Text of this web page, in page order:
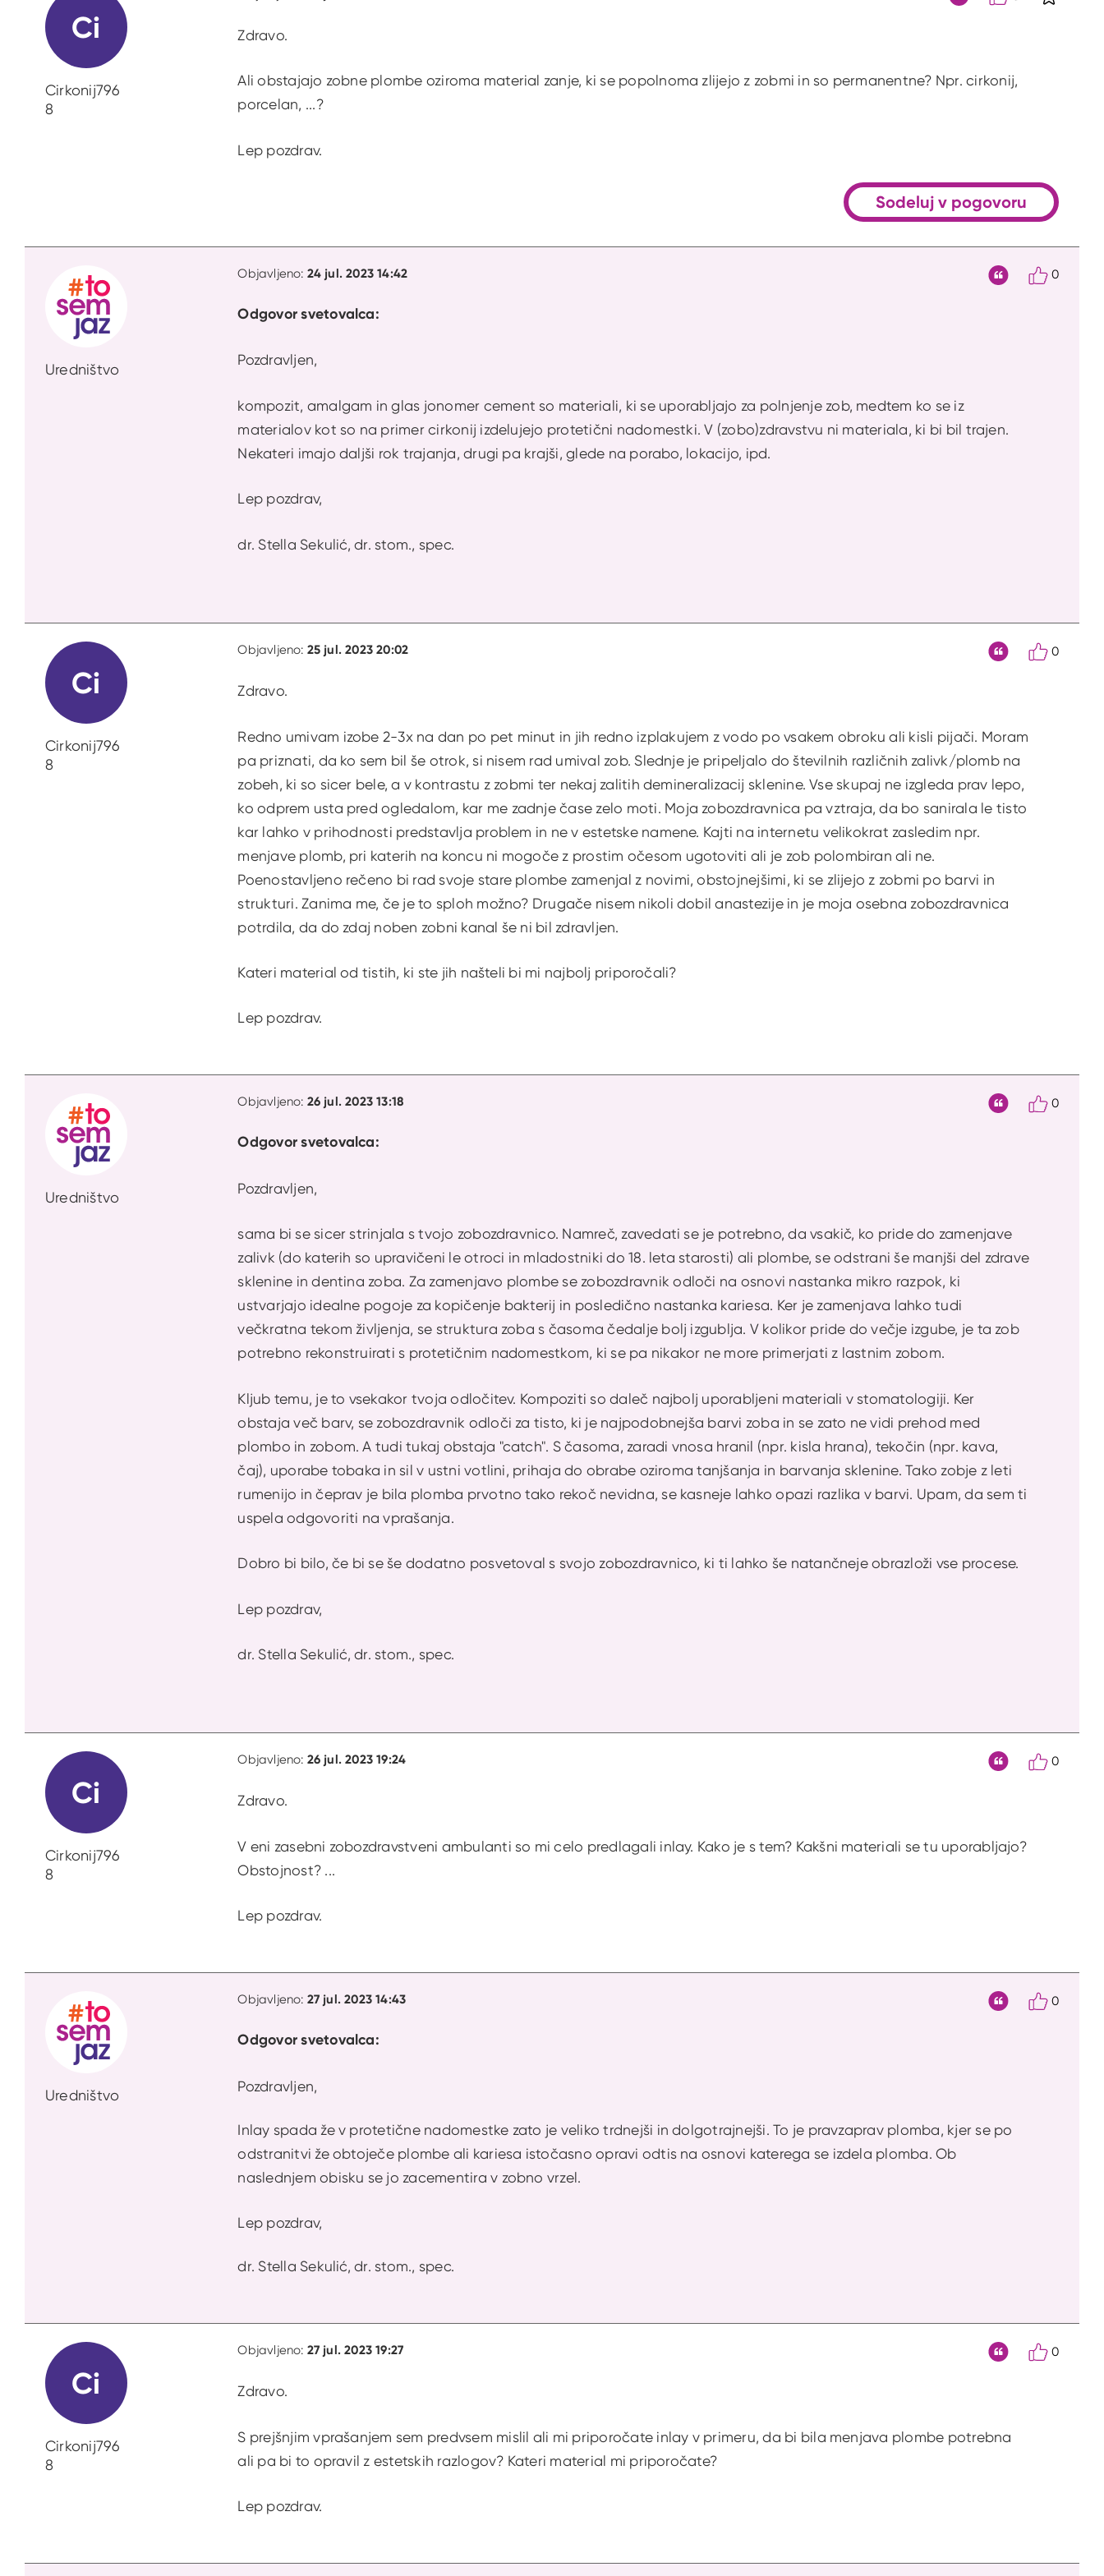
Ci
Cirkonij796
8
Zdravo.
Ali obstajajo zobne plombe oziroma material zanje, ki se popolnoma zlijejo z zobmi in so permanentne? Npr. cirkonij,
porcelan, ...?
Lep pozdrav.
Sodeluj v pogovoru
Uredništvo
Objavljeno: 24 jul. 2023 14:42
Odgovor svetovalca:
Pozdravljen,
kompozit, amalgam in glas jonomer cement so materiali, ki se uporabljajo za polnjenje zob, medtem ko se iz
materialov kot so na primer cirkonij izdelujejo protetični nadomestki. V (zobo)zdravstvu ni materiala, ki bi bil trajen.
Nekateri imajo daljši rok trajanja, drugi pa krajši, glede na porabo, lokacijo, ipd.
Lep pozdrav,
dr. Stella Sekulić, dr. stom., spec.
0
Ci
Cirkonij796
8
Objavljeno: 25 jul. 2023 20:02
Zdravo.
Redno umivam izobe 2-3x na dan po pet minut in jih redno izplakujem z vodo po vsakem obroku ali kisli pijači. Moram
pa priznati, da ko sem bil še otrok, si nisem rad umival zob. Slednje je pripeljalo do številnih različnih zalivk/plomb na
zobeh, ki so sicer bele, a v kontrastu z zobmi ter nekaj zalitih demineralizacij sklenine. Vse skupaj ne izgleda prav lepo,
ko odprem usta pred ogledalom, kar me zadnje čase zelo moti. Moja zobozdravnica pa vztraja, da bo sanirala le tisto
kar lahko v prihodnosti predstavlja problem in ne v estetske namene. Kajti na internetu velikokrat zasledim npr.
menjave plomb, pri katerih na koncu ni mogoče z prostim očesom ugotoviti ali je zob polombiran ali ne.
Poenostavljeno rečeno bi rad svoje stare plombe zamenjal z novimi, obstojnejšimi, ki se zlijejo z zobmi po barvi in
strukturi. Zanima me, če je to sploh možno? Drugače nisem nikoli dobil anastezije in je moja osebna zobozdravnica
potrdila, da do zdaj noben zobni kanal še ni bil zdravljen.
Kateri material od tistih, ki ste jih našteli bi mi najbolj priporočali?
Lep pozdrav.
0
Uredništvo
Objavljeno: 26 jul. 2023 13:18
Odgovor svetovalca:
Pozdravljen,
sama bi se sicer strinjala s tvojo zobozdravnico. Namreč, zavedati se je potrebno, da vsakič, ko pride do zamenjave
zalivk (do katerih so upravičeni le otroci in mladostniki do 18. leta starosti) ali plombe, se odstrani še manjši del zdrave
sklenine in dentina zoba. Za zamenjavo plombe se zobozdravnik odloči na osnovi nastanka mikro razpok, ki
ustvarjajo idealne pogoje za kopičenje bakterij in posledično nastanka kariesa. Ker je zamenjava lahko tudi
večkratna tekom življenja, se struktura zoba s časoma čedalje bolj izgublja. V kolikor pride do večje izgube, je ta zob
potrebno rekonstruirati s protetičnim nadomestkom, ki se pa nikakor ne more primerjati z lastnim zobom.
Kljub temu, je to vsekakor tvoja odločitev. Kompoziti so daleč najbolj uporabljeni materiali v stomatologiji. Ker
obstaja več barv, se zobozdravnik odloči za tisto, ki je najpodobnejša barvi zoba in se zato ne vidi prehod med
plombo in zobom. A tudi tukaj obstaja "catch". S časoma, zaradi vnosa hranil (npr. kisla hrana), tekočin (npr. kava,
čaj), uporabe tobaka in sil v ustni votlini, prihaja do obrabe oziroma tanjšanja in barvanja sklenine. Tako zobje z leti
rumenijo in čeprav je bila plomba prvotno tako rekoč nevidna, se kasneje lahko opazi razlika v barvi. Upam, da sem ti
uspela odgovoriti na vprašanja.
Dobro bi bilo, če bi se še dodatno posvetoval s svojo zobozdravnico, ki ti lahko še natančneje obrazloži vse procese.
Lep pozdrav,
dr. Stella Sekulić, dr. stom., spec.
0
Ci
Cirkonij796
8
Objavljeno: 26 jul. 2023 19:24
Zdravo.
V eni zasebni zobozdravstveni ambulanti so mi celo predlagali inlay. Kako je s tem? Kakšni materiali se tu uporabljajo?
Obstojnost? ...
Lep pozdrav.
0
Uredništvo
Objavljeno: 27 jul. 2023 14:43
Odgovor svetovalca:
Pozdravljen,
Inlay spada že v protetične nadomestke zato je veliko trdnejši in dolgotrajnejši. To je pravzaprav plomba, kjer se po
odstranitvi že obtoječe plombe ali kariesa istočasno opravi odtis na osnovi katerega se izdela plomba. Ob
naslednjem obisku se jo zacementira v zobno vrzel.
Lep pozdrav,
dr. Stella Sekulić, dr. stom., spec.
0
Ci
Cirkonij796
8
Objavljeno: 27 jul. 2023 19:27
Zdravo.
S prejšnjim vprašanjem sem predvsem mislil ali mi priporočate inlay v primeru, da bi bila menjava plombe potrebna
ali pa bi to opravil z estetskih razlogov? Kateri material mi priporočate?
Lep pozdrav.
0